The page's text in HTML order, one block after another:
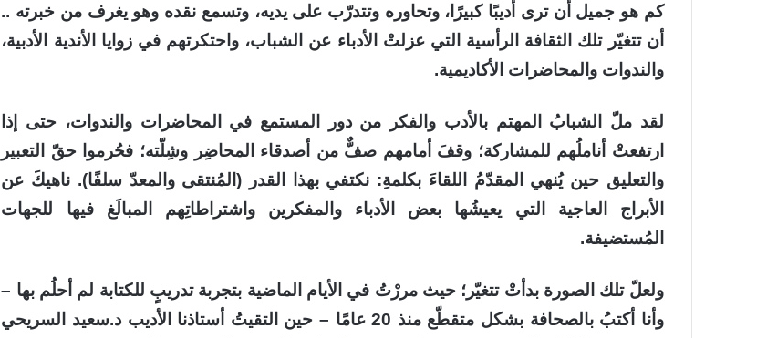
كم هو جميل أن ترى أديبًا كبيرًا، وتحاوره وتتدرّب على يديه، وتسمع نقده وهو يغرف من خبرته ..
أن تتغيّر تلك الثقافة الرأسية التي عزلتْ الأدباء عن الشباب، واحتكرتهم في زوايا الأندية الأدبية،
والندوات والمحاضرات الأكاديمية.
لقد ملّ الشبابُ المهتم بالأدب والفكر من دور المستمع في المحاضرات والندوات، حتى إذا
ارتفعتْ أناملُهم للمشاركة؛ وقفَ أمامهم صفٌّ من أصدقاء المحاضِر وشِلّته؛ فحُرموا حقّ التعبير
والتعليق حين يُنهي المقدّمُ اللقاءَ بكلمةِ: نكتفي بهذا القدر (المُنتقى والمعدّ سلفًا). ناهيكَ عن
الأبراج العاجية التي يعيشُها بعض الأدباء والمفكرين واشتراطاتِهم المبالَغ فيها للجهات
المُستضيفة.
ولعلّ تلك الصورة بدأتْ تتغيّر؛ حيث مررْتُ في الأيام الماضية بتجربة تدريبٍ للكتابة لم أحلُم بها –
وأنا أكتبُ بالصحافة بشكل متقطّع منذ 20 عامًا – حين التقيتُ أستاذنا الأديب د.سعيد السريحي